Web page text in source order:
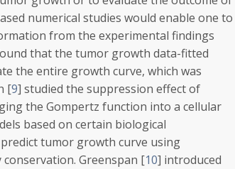
numerical studies would enable one to
from the experimental findings
that the tumor growth data-fitted
the entire growth curve, which was
[9] studied the suppression effect of
the Gompertz function into a cellular
based on certain biological
tumor growth curve using
Greenspan [10] introduced